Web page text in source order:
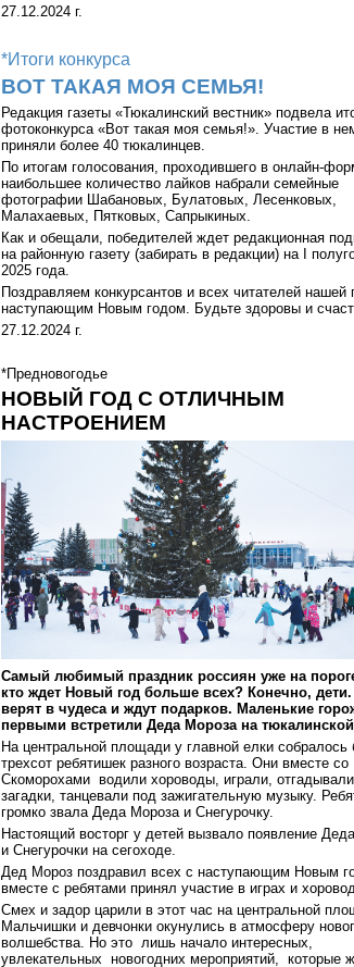
27.12.2024 г.
*Итоги конкурса
ВОТ ТАКАЯ МОЯ СЕМЬЯ!
Редакция газеты «Тюкалинский вестник» подвела
фотоконкурса «Вот такая моя семья!». Участие в
приняли более 40 тюкалинцев.
По итогам голосования, проходившего в онлайн-
наибольшее количество лайков набрали семейные
фотографии Шабановых, Булатовых, Лесенковых,
Малахаевых, Пятковых, Сапрыкиных.
Как и обещали, победителей ждет редакционная
на районную газету (забирать в редакции) на I
2025 года.
Поздравляем конкурсантов и всех читателей нашей
наступающим Новым годом. Будьте здоровы и
27.12.2024 г.
*Предновогодье
НОВЫЙ ГОД С ОТЛИЧНЫМ
НАСТРОЕНИЕМ
Самый любимый праздник россиян уже на
кто ждет Новый год больше всех? Конечно,
верят в чудеса и ждут подарков. Маленькие
первыми встретили Деда Мороза на
На центральной площади у главной елки собралось
трехсот ребятишек разного возраста. Они вместе со
Скоморохами водили хороводы, играли, отгадывали
загадки, танцевали под зажигательную музыку.
громко звала Деда Мороза и Снегурочку.
Настоящий восторг у детей вызвало появление
и Снегурочки на сегоходе.
Дед Мороз поздравил всех с наступающим Новым
вместе с ребятами принял участие в играх и
Смех и задор царили в этот час на центральной
Мальчишки и девчонки окунулись в атмосферу
волшебства. Но это лишь начало интересных,
увлекательных новогодних мероприятий, которые